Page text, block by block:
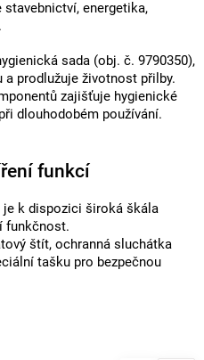
energetika,
sada (obj. č. 9790350),
a prodlužuje životnost přilby.
zajišťuje hygienické
dlouhodobém používání.
funkcí
je k dispozici široká škála
funkčnost.
štít, ochranná sluchátka
tašku pro bezpečnou